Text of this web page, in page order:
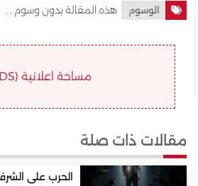
الوسوم هذه المقالة بدون وسوم . .
مساحة اعلانية (ADS)
مقالات ذات صلة
الحرب على